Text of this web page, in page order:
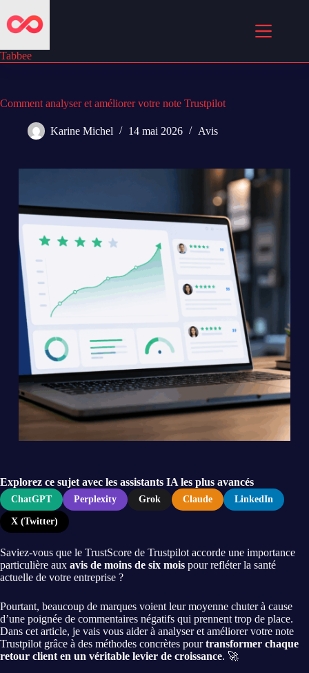
au
contenu
Tabbee
Comment analyser et améliorer votre note Trustpilot
Karine Michel 14 mai 2026 Avis
Explorez ce sujet avec les assistants IA les plus avancés
ChatGPT Perplexity Grok Claude LinkedIn
X (Twitter)
Saviez-vous que le TrustScore de Trustpilot accorde une importance
particulière aux avis de moins de six mois pour refléter la santé
actuelle de votre entreprise ?
Pourtant, beaucoup de marques voient leur moyenne chuter à cause
d’une poignée de commentaires négatifs qui prennent trop de place.
Dans cet article, je vais vous aider à analyser et améliorer votre note
Trustpilot grâce à des méthodes concrètes pourtransformer chaque
retour client en un véritable levier de croissance. 🚀